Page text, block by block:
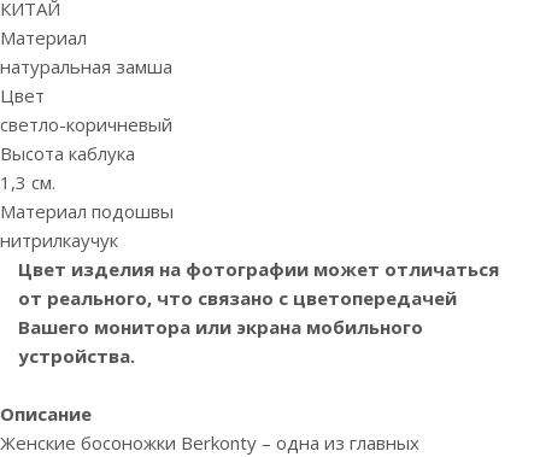
КИТАЙ
Материал
натуральная замша
Цвет
светло-коричневый
Высота каблука
1,3 см.
Материал подошвы
нитрилкаучук
Цвет изделия на фотографии может отличаться
от реального, что связано с цветопередачей
Вашего монитора или экрана мобильного
устройства.
Описание
Женские босоножки Berkonty – одна из главных